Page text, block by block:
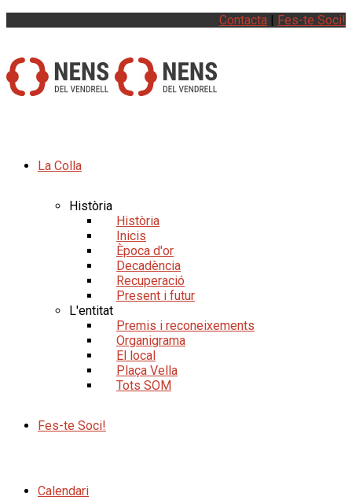
Contacta | Fes-te Soci!
La Colla
Història
Història
Inicis
Època d'or
Decadència
Recuperació
Present i futur
L'entitat
Premis i reconeixements
Organigrama
El local
Plaça Vella
Tots SOM
Fes-te Soci!
Calendari